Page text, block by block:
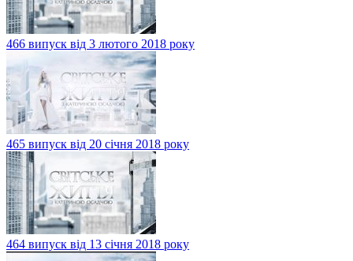
466 випуск від 3 лютого 2018 року
465 випуск від 20 січня 2018 року
464 випуск від 13 січня 2018 року